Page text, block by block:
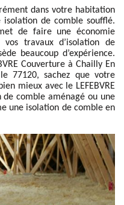
dans votre habitation
de comble soufflé.
de faire une économie
travaux d’isolation de
beaucoup d’expérience.
Couverture à Chailly En
77120, sachez que votre
mieux avec le LEFEBVRE
de comble aménagé ou une
une isolation de comble en